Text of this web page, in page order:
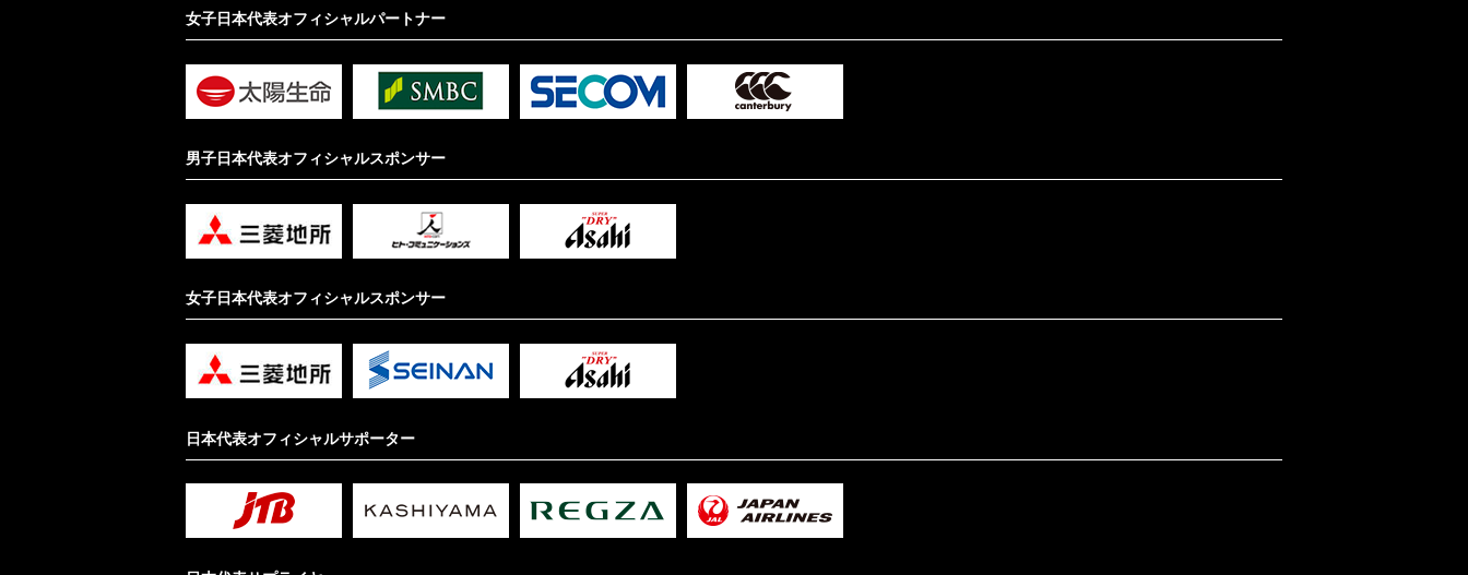
女子日本代表オフィシャルパートナー
男子日本代表オフィシャルスポンサー
女子日本代表オフィシャルスポンサー
日本代表オフィシャルサポーター